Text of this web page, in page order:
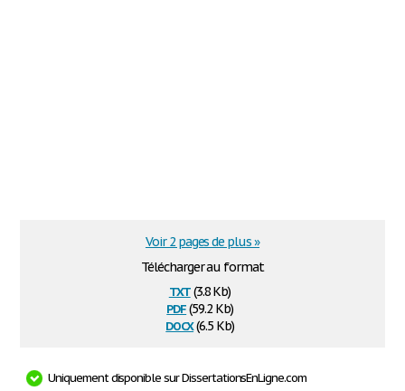
Télécharger au format
txt(3.8 Kb)
pdf(59.2 Kb)
docx(6.5 Kb)
Voir 2 pages de plus »
Uniquement disponible sur DissertationsEnLigne.com